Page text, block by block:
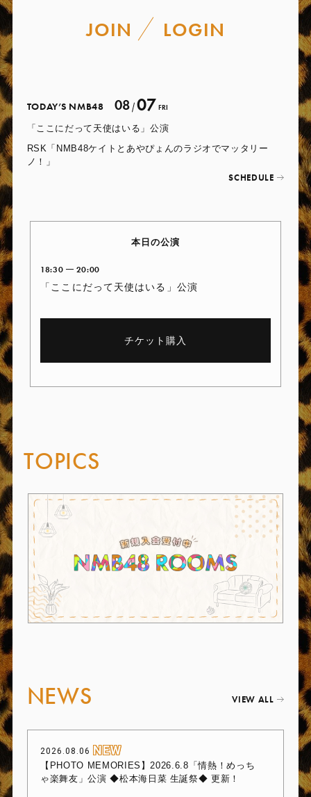
JOIN LOGIN
TODAY’S NMB48 08 07 FRI
「ここにだって天使はいる」公演
RSK「NMB48ケイトとあやぴょんのラジオでマッタリー
ノ！」
SCHEDULE
本日の公演
18:30
20:00
「ここにだって天使はいる」公演
チケット購入
TOPICS
NEWS VIEW ALL
2026.08.06
【PHOTO MEMORIES】2026.6.8「情熱！めっち
ゃ楽舞友」公演 ◆松本海日菜 生誕祭◆ 更新！